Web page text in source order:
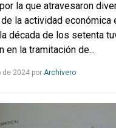
la que atravesaron
la actividad económica
década de los setenta
en la tramitación de...
de 2024por ArchiveroLeer